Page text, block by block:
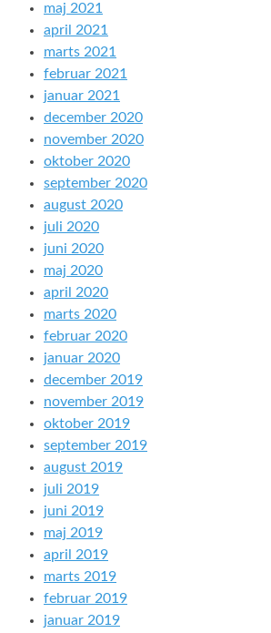
maj 2021
april 2021
marts 2021
februar 2021
januar 2021
december 2020
november 2020
oktober 2020
september 2020
august 2020
juli 2020
juni 2020
maj 2020
april 2020
marts 2020
februar 2020
januar 2020
december 2019
november 2019
oktober 2019
september 2019
august 2019
juli 2019
juni 2019
maj 2019
april 2019
marts 2019
februar 2019
januar 2019